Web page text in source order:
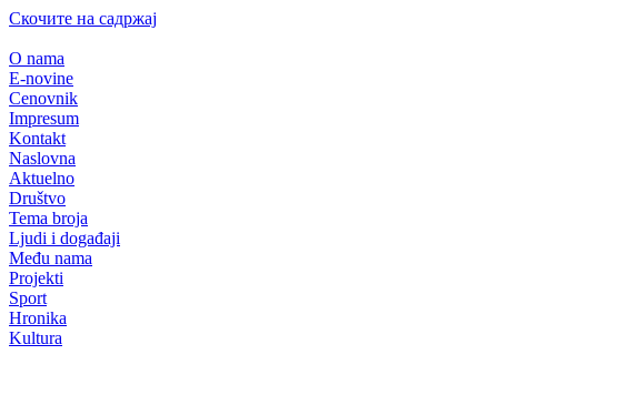
Скочите на садржај
O nama
E-novine
Cenovnik
Impresum
Kontakt
Naslovna
Aktuelno
Društvo
Tema broja
Ljudi i događaji
Među nama
Projekti
Sport
Hronika
Kultura